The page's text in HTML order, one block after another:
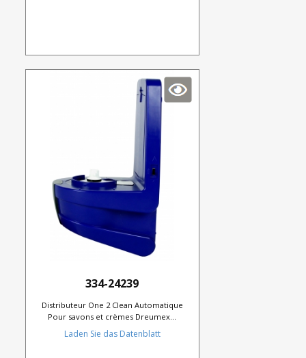
334-24239
Distributeur One 2 Clean Automatique
Pour savons et crèmes Dreumex...
Laden Sie das Datenblatt